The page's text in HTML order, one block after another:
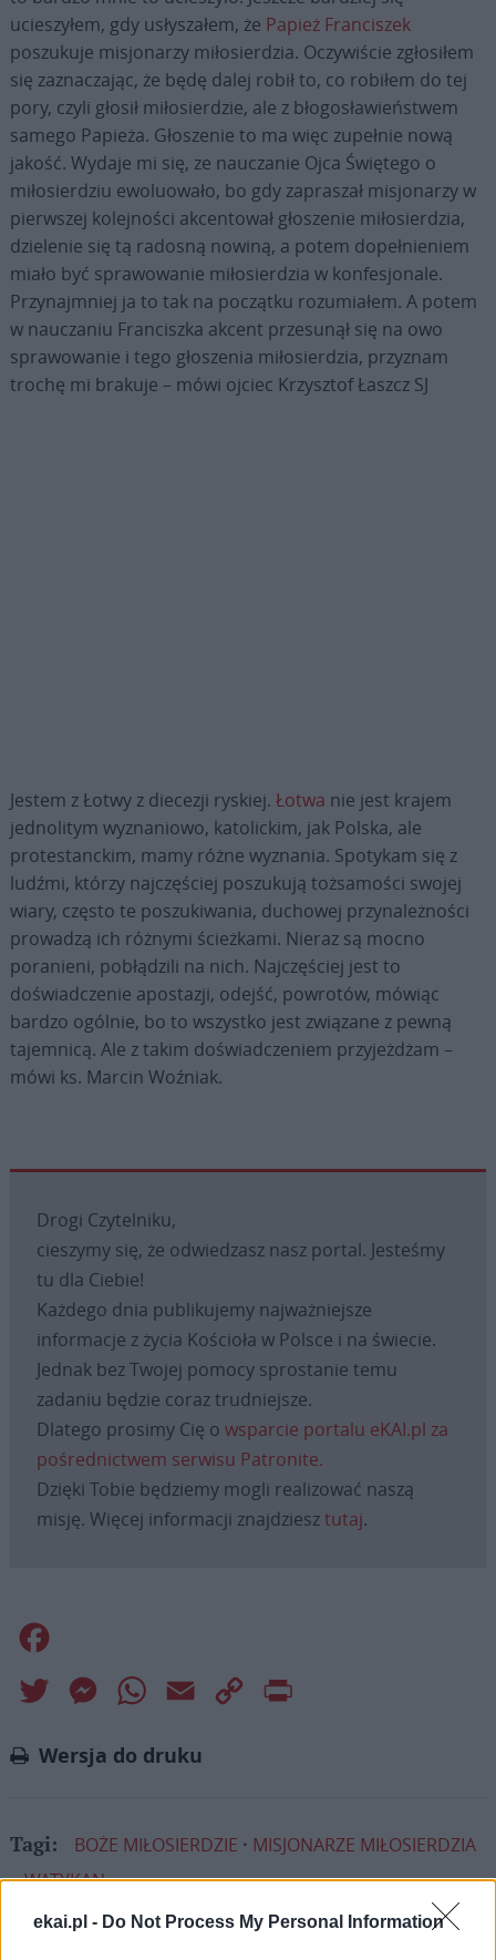
ekai.pl - Do Not Process My Personal Information
ucieszyłem, gdy usłyszałem, że Papież Franciszek
poszukuje misjonarzy miłosierdzia. Oczywiście zgłosiłem
się zaznaczając, że będę dalej robił to, co robiłem do tej
pory, czyli głosił miłosierdzie, ale z błogosławieństwem
samego Papieża. Głoszenie to ma więc zupełnie nową
jakość. Wydaje mi się, ze nauczanie Ojca Świętego o
miłosierdziu ewoluowało, bo gdy zapraszał misjonarzy w
pierwszej kolejności akcentował głoszenie miłosierdzia,
dzielenie się tą radosną nowiną, a potem dopełnieniem
miało być sprawowanie miłosierdzia w konfesjonale.
Przynajmniej ja to tak na początku rozumiałem. A potem
w nauczaniu Franciszka akcent przesunął się na owo
sprawowanie i tego głoszenia miłosierdzia, przyznam
trochę mi brakuje – mówi ojciec Krzysztof Łaszcz SJ
Jestem z Łotwy z diecezji ryskiej. Łotwa nie jest krajem
jednolitym wyznaniowo, katolickim, jak Polska, ale
protestanckim, mamy różne wyznania. Spotykam się z
ludźmi, którzy najczęściej poszukują tożsamości swojej
wiary, często te poszukiwania, duchowej przynależności
prowadzą ich różnymi ścieżkami. Nieraz są mocno
poranieni, pobłądzili na nich. Najczęściej jest to
doświadczenie apostazji, odejść, powrotów, mówiąc
bardzo ogólnie, bo to wszystko jest związane z pewną
tajemnicą. Ale z takim doświadczeniem przyjeżdżam –
mówi ks. Marcin Woźniak.
Drogi Czytelniku,
cieszymy się, że odwiedzasz nasz portal. Jesteśmy
tu dla Ciebie!
Każdego dnia publikujemy najważniejsze
informacje z życia Kościoła w Polsce i na świecie.
Jednak bez Twojej pomocy sprostanie temu
zadaniu będzie coraz trudniejsze.
Dlatego prosimy Cię o wsparcie portalu eKAI.pl za
pośrednictwem serwisu Patronite.
Dzięki Tobie będziemy mogli realizować naszą
misję. Więcej informacji znajdziesztutaj.
Twitter MessengerWhatsApp
Email
Copy
Wersja do druku
Tagi: BOŻE MIŁOSIERDZIE
MISJONARZE MIŁOSIERDZIA
WATYKAN